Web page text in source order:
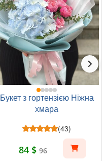
Букет з гортензією Ніжна
хмара
(43)
84 $ 96